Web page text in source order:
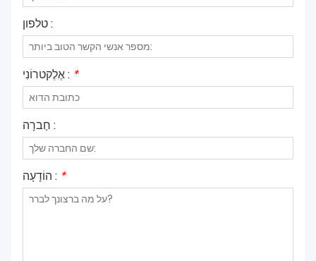
טלפון :
אֶלֶקטרוֹנִי : *
חֶברָה :
הוֹדָעָה : *